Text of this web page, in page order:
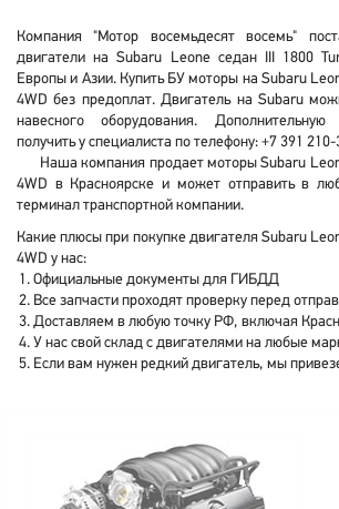
Компания "Мотор восемьдесят восемь"
двигатели на Subaru Leone седан III 1800
Европы и Азии. Купить БУ моторы на Subaru
4WD без предоплат. Двигатель на Subaru
навесного оборудования.
получить у специалиста по телефону: +7 391
Наша компания продает моторы Subaru
4WD в Красноярске и может отправить в
терминал транспортной компании.
Какие плюсы при покупке двигателя Subaru
4WD у нас:
Официальные документы для ГИБДД
Все запчасти проходят проверку перед
Доставляем в любую точку РФ, включая
У нас свой склад с двигателями на любые
Если вам нужен редкий двигатель, мы